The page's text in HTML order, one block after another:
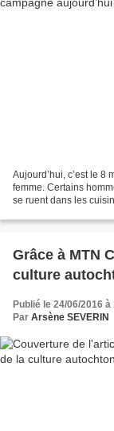
Aujourd’hui, c’est le
femme. Certains
se ruent dans les
Grâce à MTN
culture
Publié le 24/06/2016 à
Par Arsène SEVERIN